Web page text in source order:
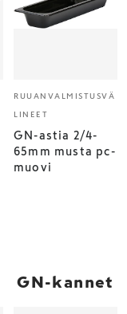
RUUANVALMISTUSVÄ
LINEET
GN-astia 2/4-
65mm musta pc-
muovi
GN-kannet